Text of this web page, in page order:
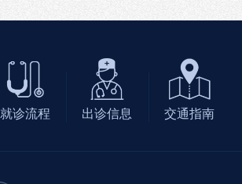
就诊流程 出诊信息 交通指南